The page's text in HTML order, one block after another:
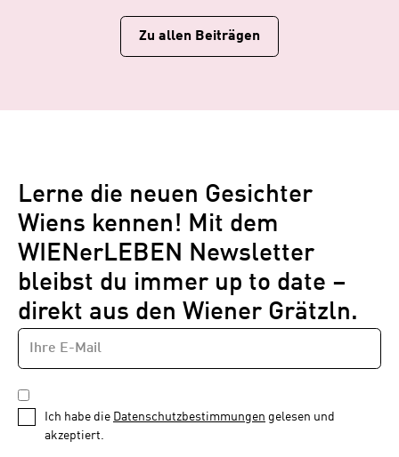
Zu allen Beiträgen
Lerne die neuen Gesichter
Wiens kennen! Mit dem
WIENerLEBEN Newsletter
bleibst du immer up to date –
direkt aus den Wiener Grätzln.
Newsletter
1
von
E-
MAIL-
ADRESSE
DATENSCHUTZBESTIMMUNGEN
*
Ich habe die Datenschutzbestimmungen gelesen und
akzeptiert.